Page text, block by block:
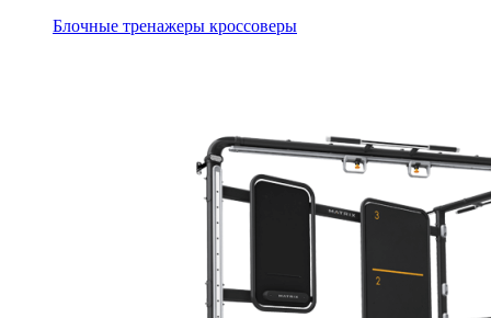
Блочные тренажеры кроссоверы